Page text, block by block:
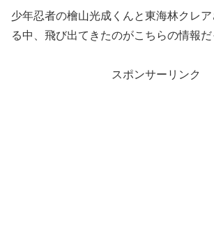
少年忍者の檜山光成くんと東海林クレ
る中、飛び出てきたのがこちらの情報だ
スポンサーリンク